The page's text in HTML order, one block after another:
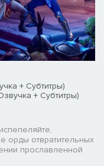
+ Субтитры)
+ Субтитры)
орды отвратительных
прославленной